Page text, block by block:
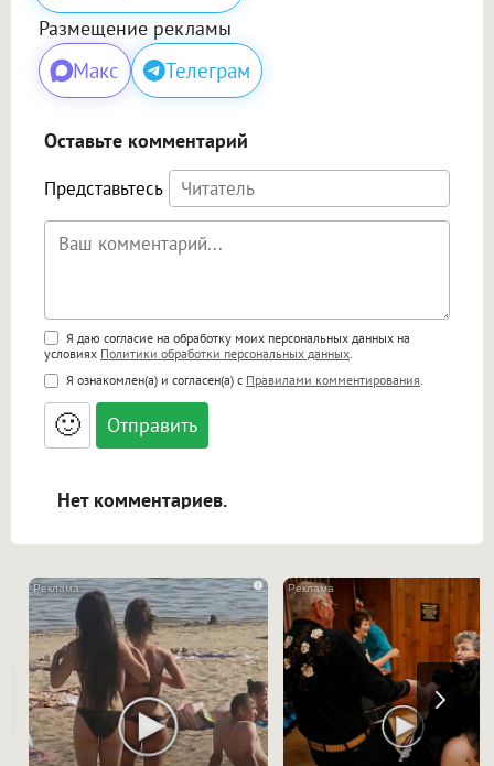
Размещение рекламы
Макс Телеграм
Оставьте комментарий
Представьтесь
Поддержка HTML
<b>, <strong>, <u>, <i>, <em>, <s>, <big>,
<small>, <sup>, <sub>, <pre>, <ul>, <ol>, <li>,
<blockquote>, <code> экранирует HTML,
адреса URL автоматически становятся
ссылками, и [img]адрес[/img] будет
Я даю согласие на обработку моих персональных данных на
условиях Политики обработки персональных данных.
Я ознакомлен(а) и согласен(а) с Правилами комментирования.
🙂
Нет комментариев.
i